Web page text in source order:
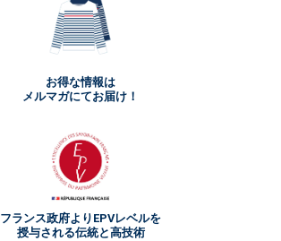
お得な情報は
メルマガにてお届け！
フランス政府よりEPVレベルを
授与される伝統と高技術